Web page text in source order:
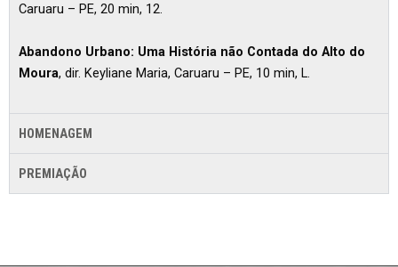
Caruaru – PE, 20 min, 12.
Abandono Urbano: Uma História não Contada do Alto do
Moura, dir. Keyliane Maria, Caruaru – PE, 10 min, L.
HOMENAGEM
PREMIAÇÃO